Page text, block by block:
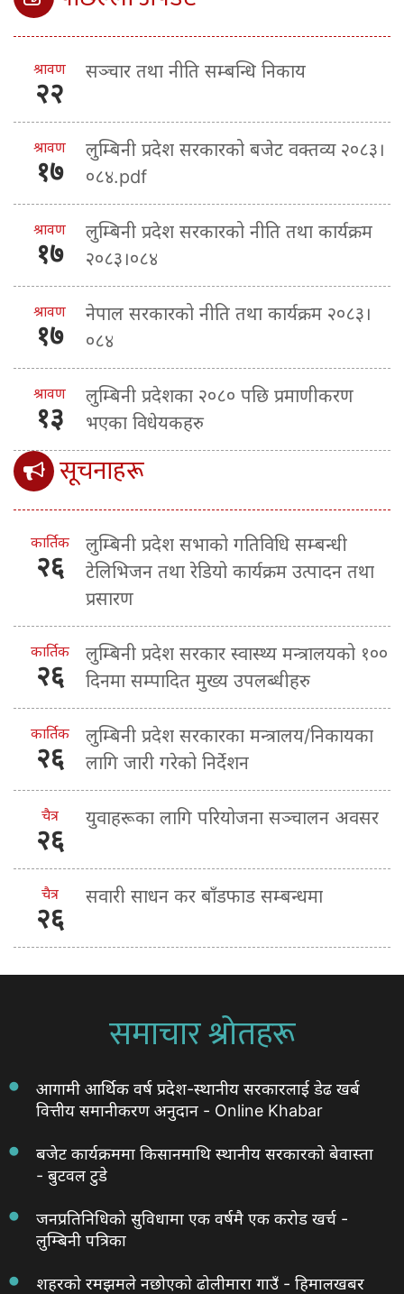
श्रावण
२२
सञ्चार तथा नीति सम्बन्धि निकाय
श्रावण
१७
लुम्बिनी प्रदेश सरकारको बजेट वक्तव्य २०८३।
०८४.pdf
श्रावण
१७
लुम्बिनी प्रदेश सरकारको नीति तथा कार्यक्रम
२०८३।०८४
श्रावण
१७
नेपाल सरकारको नीति तथा कार्यक्रम २०८३।
०८४
श्रावण
१३
लुम्बिनी प्रदेशका २०८० पछि प्रमाणीकरण
भएका विधेयकहरु
सूचनाहरू
कार्तिक
२६
लुम्बिनी प्रदेश सभाको गतिविधि सम्बन्धी
टेलिभिजन तथा रेडियो कार्यक्रम उत्पादन तथा
प्रसारण
कार्तिक
२६
लुम्बिनी प्रदेश सरकार स्वास्थ्य मन्त्रालयको १००
दिनमा सम्पादित मुख्य उपलब्धीहरु
कार्तिक
२६
लुम्बिनी प्रदेश सरकारका मन्त्रालय/निकायका
लागि जारी गरेको निर्देशन
चैत्र
२६
युवाहरूका लागि परियोजना सञ्चालन अवसर
चैत्र
२६
सवारी साधन कर बाँडफाड सम्बन्धमा
समाचार श्रोतहरू
आगामी आर्थिक वर्ष प्रदेश-स्थानीय सरकारलाई डेढ खर्ब
वित्तीय समानीकरण अनुदान - Online Khabar
बजेट कार्यक्रममा किसानमाथि स्थानीय सरकारको बेवास्ता
- बुटवल टुडे
जनप्रतिनिधिको सुविधामा एक वर्षमै एक करोड खर्च -
लुम्बिनी पत्रिका
शहरको रमझमले नछोएको ढोलीमारा गाउँ - हिमालखबर